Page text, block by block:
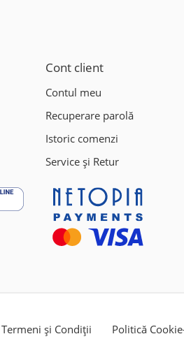
Cont client
Contul meu
Recuperare parolă
Istoric comenzi
Service și Retur
Termeni și Condiții Politică